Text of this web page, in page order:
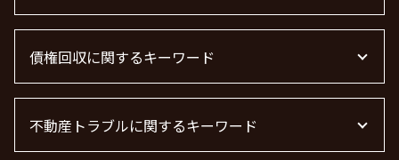
m&a 弁護士 費用
顧問弁護士 個人事業主
顧問弁護士とは
下請法 改正 2026
企業法務
債権回収に関するキーワード
債権回収
弁護士 債権回収 流れ
不動産トラブルに関するキーワード